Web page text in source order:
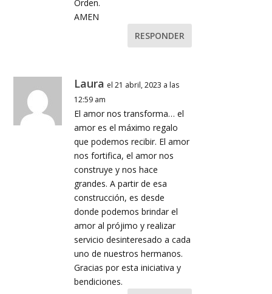
Orden.
AMEN
RESPONDER
Laura el 21 abril, 2023 a las
12:59 am
El amor nos transforma… el
amor es el máximo regalo
que podemos recibir. El amor
nos fortifica, el amor nos
construye y nos hace
grandes. A partir de esa
construcción, es desde
donde podemos brindar el
amor al prójimo y realizar
servicio desinteresado a cada
uno de nuestros hermanos.
Gracias por esta iniciativa y
bendiciones.